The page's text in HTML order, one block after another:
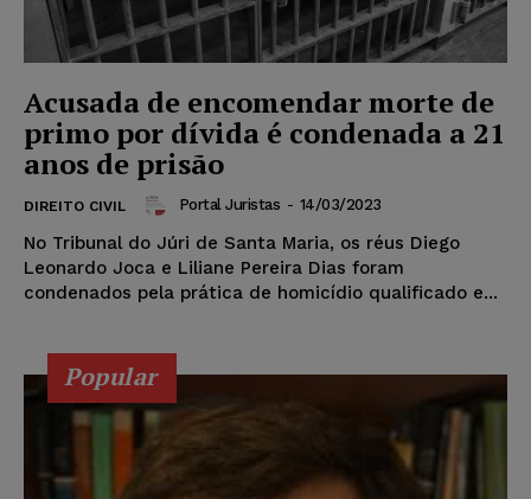
Acusada de encomendar morte de
primo por dívida é condenada a 21
anos de prisão
DIREITO CIVIL Portal Juristas - 14/03/2023
No Tribunal do Júri de Santa Maria, os réus Diego
Leonardo Joca e Liliane Pereira Dias foram
condenados pela prática de homicídio qualificado e...
Popular